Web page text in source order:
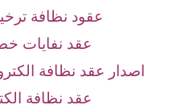
عقود نظافة
عقد نفايات
اصدار عقد نظافة
عقد نظافة